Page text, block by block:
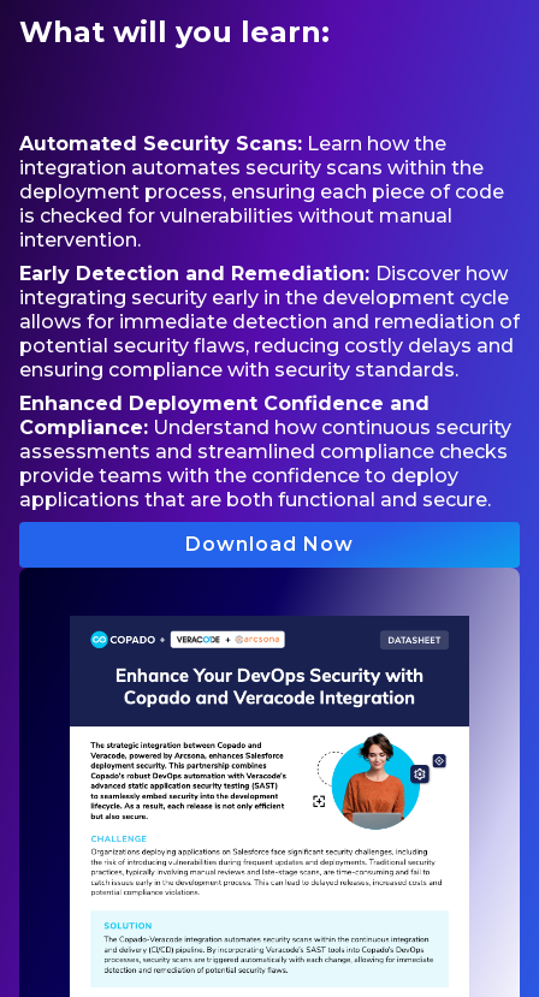
What will you learn:
Automated Security Scans: Learn how the
integration automates security scans within the
deployment process, ensuring each piece of code
is checked for vulnerabilities without manual
intervention.
Early Detection and Remediation: Discover how
integrating security early in the development cycle
allows for immediate detection and remediation of
potential security flaws, reducing costly delays and
ensuring compliance with security standards.
Enhanced Deployment Confidence and
Compliance: Understand how continuous security
assessments and streamlined compliance checks
provide teams with the confidence to deploy
applications that are both functional and secure.
Download Now